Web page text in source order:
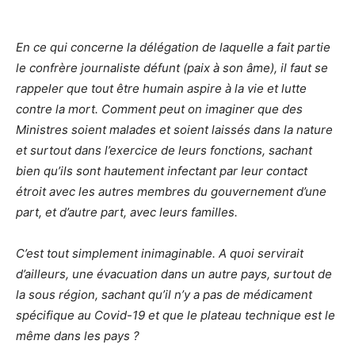
En ce qui concerne la délégation de laquelle a fait partie
le confrère journaliste défunt (paix à son âme), il faut se
rappeler que tout être humain aspire à la vie et lutte
contre la mort. Comment peut on imaginer que des
Ministres soient malades et soient laissés dans la nature
et surtout dans l’exercice de leurs fonctions, sachant
bien qu’ils sont hautement infectant par leur contact
étroit avec les autres membres du gouvernement d’une
part, et d’autre part, avec leurs familles.
C’est tout simplement inimaginable. A quoi servirait
d’ailleurs, une évacuation dans un autre pays, surtout de
la sous région, sachant qu’il n’y a pas de médicament
spécifique au Covid-19 et que le plateau technique est le
même dans les pays ?